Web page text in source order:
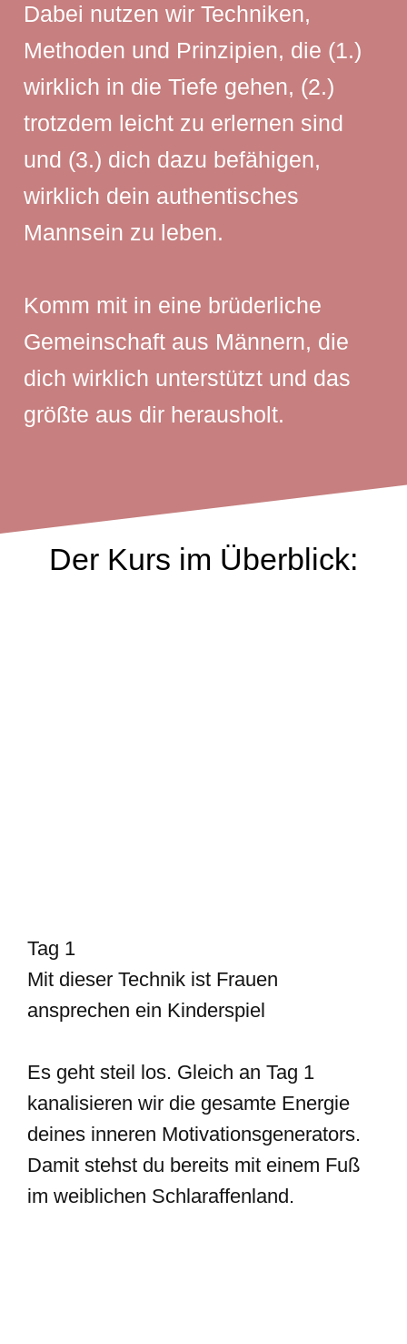
Dabei nutzen wir Techniken,
Methoden und Prinzipien, die (1.)
wirklich in die Tiefe gehen, (2.)
trotzdem leicht zu erlernen sind
und (3.) dich dazu befähigen,
wirklich dein authentisches
Mannsein zu leben.
Komm mit in eine brüderliche
Gemeinschaft aus Männern, die
dich wirklich unterstützt und das
größte aus dir herausholt.
Der Kurs im Überblick:
Tag 1
Mit dieser Technik ist Frauen
ansprechen ein Kinderspiel
Es geht steil los. Gleich an Tag 1
kanalisieren wir die gesamte Energie
deines inneren Motivationsgenerators.
Damit stehst du bereits mit einem Fuß
im weiblichen Schlaraffenland.